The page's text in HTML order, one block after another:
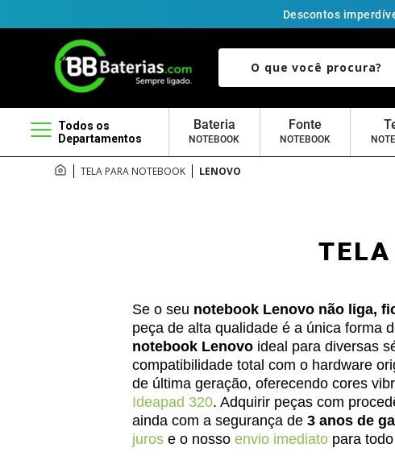
Descontos
O que você procura?
Todos os
Departamentos
Bateria
NOTEBOOK
Fonte
NOTEBOOK
TELA PARA NOTEBOOK LENOVO
Se o seu notebook Lenovo não liga,
peça de alta qualidade é a única forma
notebook Lenovo ideal para diversas
compatibilidade total com o hardware
de última geração, oferecendo cores
Ideapad 320. Adquirir peças com
ainda com a segurança de3 anos de
juros e o nossoenvio imediato para